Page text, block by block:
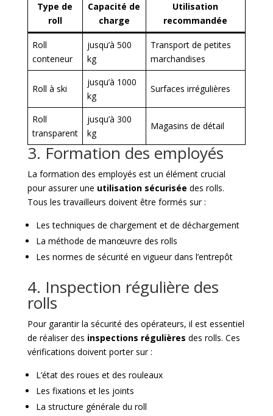
Type de
roll
Capacité de
charge
Utilisation
recommandée
Roll
conteneur
jusqu’à 500
kg
Transport de petites
marchandises
Roll à ski
jusqu’à 1000
kg
Surfaces irrégulières
Roll
transparent
jusqu’à 300
kg
Magasins de détail
3. Formation des employés
La formation des employés est un élément crucial
pour assurer une utilisation sécurisée des rolls.
Tous les travailleurs doivent être formés sur :
Les techniques de chargement et de déchargement
La méthode de manœuvre des rolls
Les normes de sécurité en vigueur dans l’entrepôt
4. Inspection régulière des
rolls
Pour garantir la sécurité des opérateurs, il est essentiel
de réaliser des inspections régulières des rolls. Ces
vérifications doivent porter sur :
L’état des roues et des rouleaux
Les fixations et les joints
La structure générale du roll